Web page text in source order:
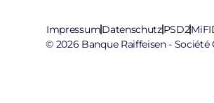
ImpressumDatenschutzPSD2
© 2026 Banque Raiffeisen - Société